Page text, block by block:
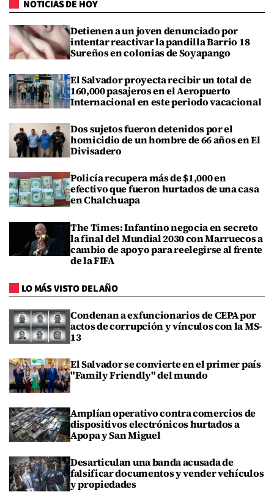
NOTICIAS DE HOY
Detienen a un joven denunciado por
intentar reactivar la pandilla Barrio 18
Sureños en colonias de Soyapango
El Salvador proyecta recibir un total de
160,000 pasajeros en el Aeropuerto
Internacional en este periodo vacacional
Dos sujetos fueron detenidos por el
homicidio de un hombre de 66 años en El
Divisadero
Policía recupera más de $1,000 en
efectivo que fueron hurtados de una casa
en Chalchuapa
The Times: Infantino negocia en secreto
la final del Mundial 2030 con Marruecos a
cambio de apoyo para reelegirse al frente
de la FIFA
LO MÁS VISTO DEL AÑO
Condenan a exfuncionarios de CEPA por
actos de corrupción y vínculos con la MS-
13
El Salvador se convierte en el primer país
"Family Friendly" del mundo
Amplían operativo contra comercios de
dispositivos electrónicos hurtados a
Apopa y San Miguel
Desarticulan una banda acusada de
falsificar documentos y vender vehículos
y propiedades